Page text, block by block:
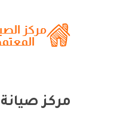
مركز صيانة